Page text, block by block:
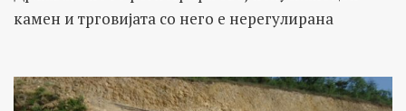
камен и трговијата со него е нерегулирана